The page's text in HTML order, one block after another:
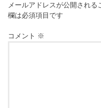
メールアドレスが公開される
欄は必須項目です
コメント ※